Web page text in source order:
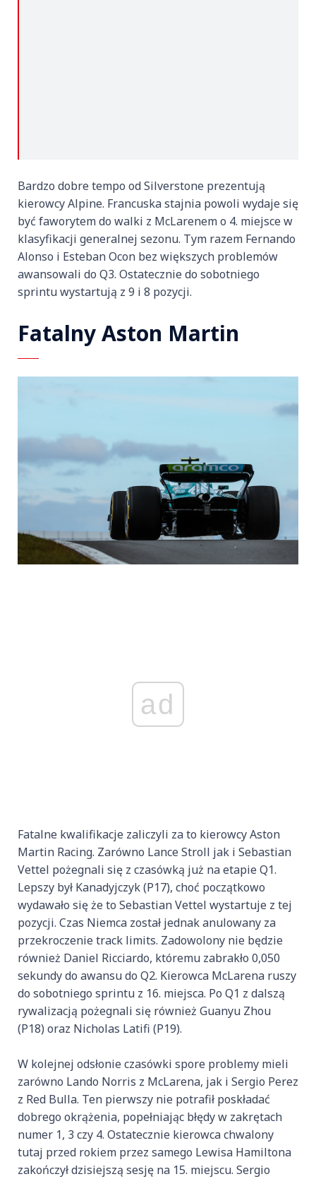
Bardzo dobre tempo od Silverstone prezentują
kierowcy Alpine. Francuska stajnia powoli wydaje się
być faworytem do walki z McLarenem o 4. miejsce w
klasyfikacji generalnej sezonu. Tym razem Fernando
Alonso i Esteban Ocon bez większych problemów
awansowali do Q3. Ostatecznie do sobotniego
sprintu wystartują z 9 i 8 pozycji.
Fatalny Aston Martin
ad
Fatalne kwalifikacje zaliczyli za to kierowcy Aston
Martin Racing. Zarówno Lance Stroll jak i Sebastian
Vettel pożegnali się z czasówką już na etapie Q1.
Lepszy był Kanadyjczyk (P17), choć początkowo
wydawało się że to Sebastian Vettel wystartuje z tej
pozycji. Czas Niemca został jednak anulowany za
przekroczenie track limits. Zadowolony nie będzie
również Daniel Ricciardo, któremu zabrakło 0,050
sekundy do awansu do Q2. Kierowca McLarena ruszy
do sobotniego sprintu z 16. miejsca. Po Q1 z dalszą
rywalizacją pożegnali się również Guanyu Zhou
(P18) oraz Nicholas Latifi (P19).
W kolejnej odsłonie czasówki spore problemy mieli
zarówno Lando Norris z McLarena, jak i Sergio Perez
z Red Bulla. Ten pierwszy nie potrafił poskładać
dobrego okrążenia, popełniając błędy w zakrętach
numer 1, 3 czy 4. Ostatecznie kierowca chwalony
tutaj przed rokiem przez samego Lewisa Hamiltona
zakończył dzisiejszą sesję na 15. miejscu. Sergio